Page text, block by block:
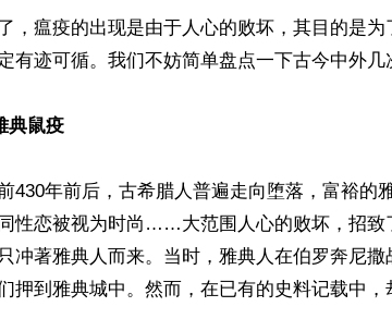
，瘟疫的出现是由于人心的败坏，其目的是
有迹可循。我们不妨简单盘点一下古今中外几
典鼠疫
430年前后，古希腊人普遍走向堕落，富裕的
性恋被视为时尚……大范围人心的败坏，招致
冲著雅典人而来。当时，雅典人在伯罗奔尼
押到雅典城中。然而，在已有的史料记载中